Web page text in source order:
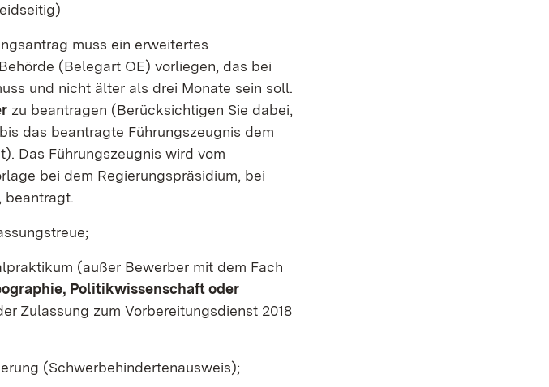
muss ein erweitertes
(Belegart OE) vorliegen, das bei
und nicht älter als drei Monate sein soll.
zu beantragen (Berücksichtigen Sie dabei,
das beantragte Führungszeugnis dem
Das Führungszeugnis wird vom
bei dem Regierungspräsidium, bei
beantragt.
(außer Bewerber mit dem Fach
Politikwissenschaft oder
Zulassung zum Vorbereitungsdienst 2018
(Schwerbehindertenausweis);